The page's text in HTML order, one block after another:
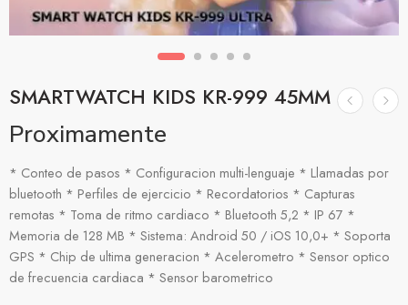
SMARTWATCH KIDS KR-999 45MM
Proximamente
* Conteo de pasos * Configuracion multi-lenguaje * Llamadas por
bluetooth * Perfiles de ejercicio * Recordatorios * Capturas
remotas * Toma de ritmo cardiaco * Bluetooth 5,2 * IP 67 *
Memoria de 128 MB * Sistema: Android 50 / iOS 10,0+ * Soporta
GPS * Chip de ultima generacion * Acelerometro * Sensor optico
de frecuencia cardiaca * Sensor barometrico